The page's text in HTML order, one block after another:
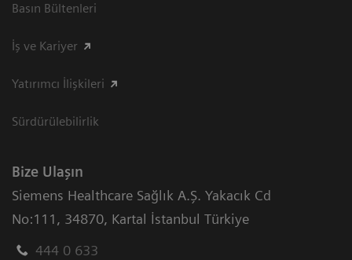
Basın Bültenleri
İş ve Kariyer
Yatırımcı İlişkileri
Sürdürülebilirlik
Bize Ulaşın
Siemens Healthcare Sağlık A.Ş. Yakacık Cd
No:111, 34870, Kartal İstanbul Türkiye
444 0 633